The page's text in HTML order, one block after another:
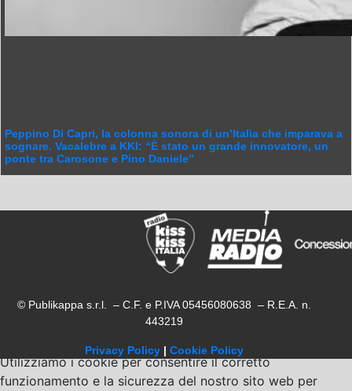
Peppino Di Capri, la colonna sonora di un’Italia che imparava a
sognare. Vacalebre a KKI: “È stato un grande innovatore, un
ponte tra Carosone e Pino Daniele”
© Publikappa s.r.l. – C.F. e P.IVA 05456080638 – R.E.A. n.
443219
Privacy Policy | Cookie Policy
Utilizziamo i cookie per consentire il corretto
funzionamento e la sicurezza del nostro sito web per